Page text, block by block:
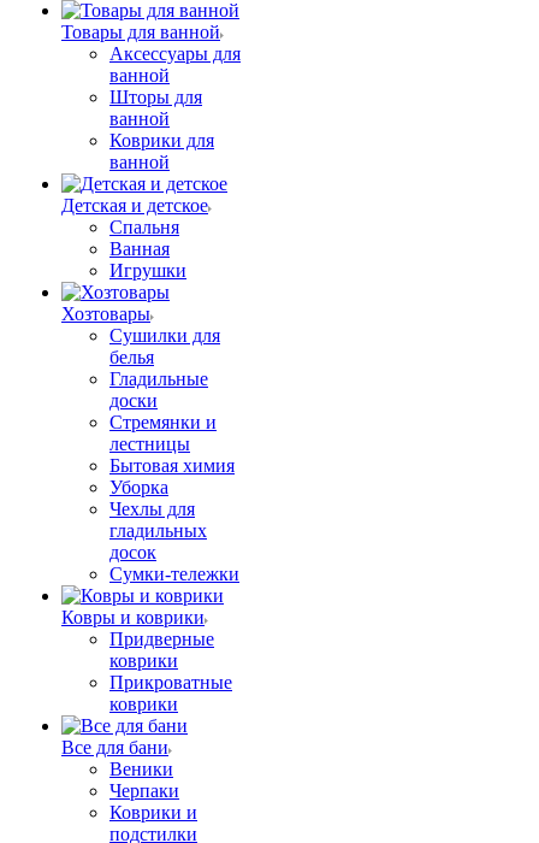
Товары для ванной
Аксессуары для
ванной
Шторы для
ванной
Коврики для
ванной
Детская и детское
Спальня
Ванная
Игрушки
Хозтовары
Сушилки для
белья
Гладильные
доски
Стремянки и
лестницы
Бытовая химия
Уборка
Чехлы для
гладильных
досок
Сумки-тележки
Ковры и коврики
Придверные
коврики
Прикроватные
коврики
Все для бани
Веники
Черпаки
Коврики и
подстилки